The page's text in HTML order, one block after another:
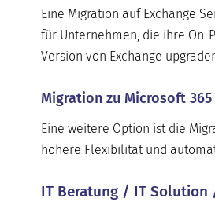
Eine Migration auf Exchange
für Unternehmen, die ihre
Version von Exchange
Migration zu Microsoft 365
Eine weitere Option ist die
höhere Flexibilität und
IT Beratung / IT Solution